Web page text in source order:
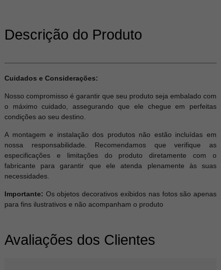
Descrição do Produto
Cuidados e Considerações:
Nosso compromisso é garantir que seu produto seja embalado com
o máximo cuidado, assegurando que ele chegue em perfeitas
condições ao seu destino.
A montagem e instalação dos produtos não estão incluídas em
nossa responsabilidade. Recomendamos que verifique as
especificações e limitações do produto diretamente com o
fabricante para garantir que ele atenda plenamente às suas
necessidades.
Importante: Os objetos decorativos exibidos nas fotos são apenas
para fins ilustrativos e não acompanham o produto
Avaliações dos Clientes